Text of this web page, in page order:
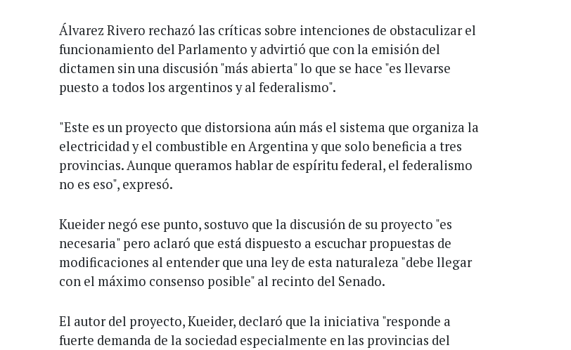
Álvarez Rivero rechazó las críticas sobre intenciones de obstaculizar el
funcionamiento del Parlamento y advirtió que con la emisión del
dictamen sin una discusión "más abierta" lo que se hace "es llevarse
puesto a todos los argentinos y al federalismo".
"Este es un proyecto que distorsiona aún más el sistema que organiza la
electricidad y el combustible en Argentina y que solo beneficia a tres
provincias. Aunque queramos hablar de espíritu federal, el federalismo
no es eso", expresó.
Kueider negó ese punto, sostuvo que la discusión de su proyecto "es
necesaria" pero aclaró que está dispuesto a escuchar propuestas de
modificaciones al entender que una ley de esta naturaleza "debe llegar
con el máximo consenso posible" al recinto del Senado.
El autor del proyecto, Kueider, declaró que la iniciativa "responde a
fuerte demanda de la sociedad especialmente en las provincias del